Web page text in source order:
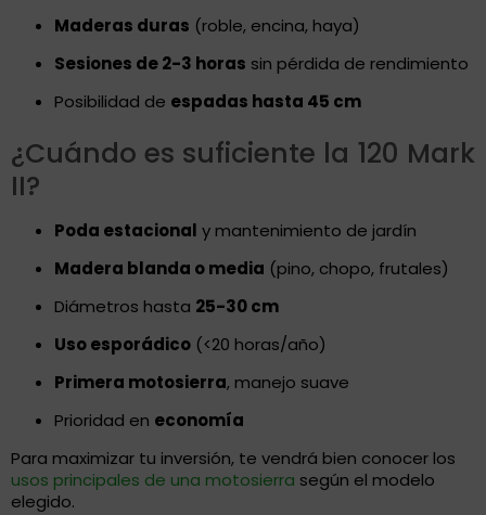
Maderas duras (roble, encina, haya)
Sesiones de 2-3 horas sin pérdida de rendimiento
Posibilidad de espadas hasta 45 cm
¿Cuándo es suficiente la 120 Mark
II?
Poda estacional y mantenimiento de jardín
Madera blanda o media (pino, chopo, frutales)
Diámetros hasta 25-30 cm
Uso esporádico (<20 horas/año)
Primera motosierra, manejo suave
Prioridad en economía
Para maximizar tu inversión, te vendrá bien conocer los
usos principales de una motosierra según el modelo
elegido.